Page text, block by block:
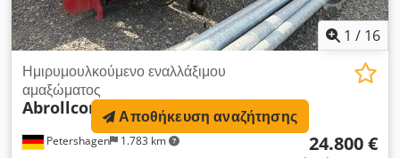
1 / 16
Petershagen 1.783 km
Ημιρυμουλκούμενο εναλλάξιμου
αμαξώματος
Abrollcontainer mit HMF Kran
24.800 €
Αποθήκευση αναζήτησης